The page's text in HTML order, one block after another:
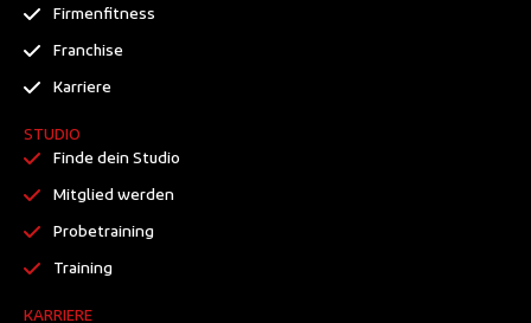
Firmenfitness
Franchise
Karriere
STUDIO
Finde dein Studio
Mitglied werden
Probetraining
Training
KARRIERE